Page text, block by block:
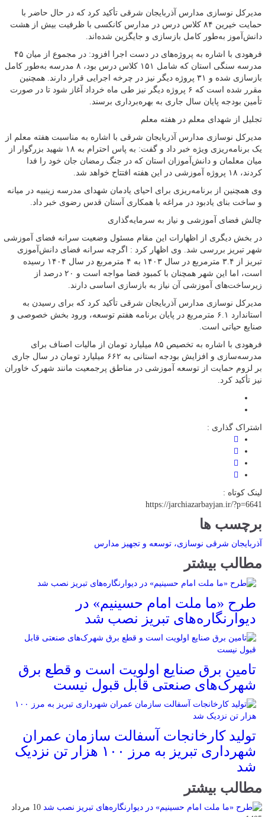
مدیرکل نوسازی مدارس آذربایجان شرقی تأکید کرد که در حال حاضر با
حمایت خیرین ۸۴ کلاس درس در مدارس کانکسی با ظرفیت بیش از هشت
دانش‌آموز به‌طور کامل بازسازی و جایگزین شده‌اند.
فرهودی با اشاره به پروژه‌های در دست اجرا افزود: در مجموع از میان ۴۵
مدرسه سنگی استان که شامل ۱۵۱ کلاس درس بود، ۸ مدرسه به‌طور کامل
بازسازی شده و ۳۱ پروژه دیگر نیز در چرخه اجرایی قرار دارند. همچنین
مقرر شده است که ۶ پروژه دیگر نیز طی ماه خرداد آغاز شود تا در صورت
تأمین بودجه پایان سال جاری به بهره‌برداری برسند.
تجلیل از شهدای معلم در هفته معلم
مدیرکل نوسازی مدارس آذربایجان شرقی با اشاره به مناسبت هفته معلم از
یک برنامه‌ریزی ویژه خبر داد و گفت: به پاس احترام به ۱۸ شهید بزرگوار از
میان معلمان و دانش‌آموزان استان که در جنگ رمضان جان خود را فدا
کردند، ۱۸ پروژه آموزشی در این هفته افتتاح خواهد شد.
وی همچنین از برنامه‌ریزی برای احیای یادمان شهدای مدرسه زینبیه در میانه
و ساخت بنای یادبود در مراغه با همکاری آستان قدس رضوی خبر داد.
چالش فضای آموزشی و نیاز به سرمایه‌گذاری
در بخش دیگری از اظهارات این مقام مسئول وضعیت سرانه فضای آموزشی
شهر تبریز بررسی شد. وی اظهار کرد : اگرچه سرانه فضای دانش‌آموزی
تبریز از ۳.۴ مترمربع در سال ۱۴۰۳ به ۴ مترمربع در سال ۱۴۰۴ رسیده
است، اما این شهر همچنان با کمبود فضا مواجه است و ۲۰ درصد از
زیرساخت‌های آموزشی آن نیاز به بازسازی اساسی دارند.
مدیرکل نوسازی مدارس آذربایجان شرقی تأکید کرد که برای رسیدن به
استاندارد ۶.۱ مترمربع در پایان برنامه هفتم توسعه، ورود بخش خصوصی و
صنایع حیاتی است.
فرهودی با اشاره به تخصیص ۸۵ میلیارد تومان از مالیات اصناف برای
مدرسه‌سازی و افزایش بودجه استانی به ۶۶۲ میلیارد تومان در سال جاری
بر لزوم حمایت از توسعه آموزشی در مناطق پرجمعیت مانند شهرک خاوران
نیز تأکید کرد.
اشتراک گذاری :
لینک کوتاه :
https://jarchiazarbayjan.ir/?p=6641
برچسب ها
آذربایجان شرقی نوسازی، توسعه و تجهیز مدارس
مطالب بیشتر
طرح «ما ملت امام حسینیم» در
دیوارنگاره‌های تبریز نصب شد
تامین برق صنایع اولویت است و قطع برق
شهرک‌های صنعتی قابل قبول نیست
تولید کارخانجات آسفالت سازمان عمران
شهرداری تبریز به مرز ۱۰۰ هزار تن نزدیک
شد
مطالب بیشتر
10 مرداد